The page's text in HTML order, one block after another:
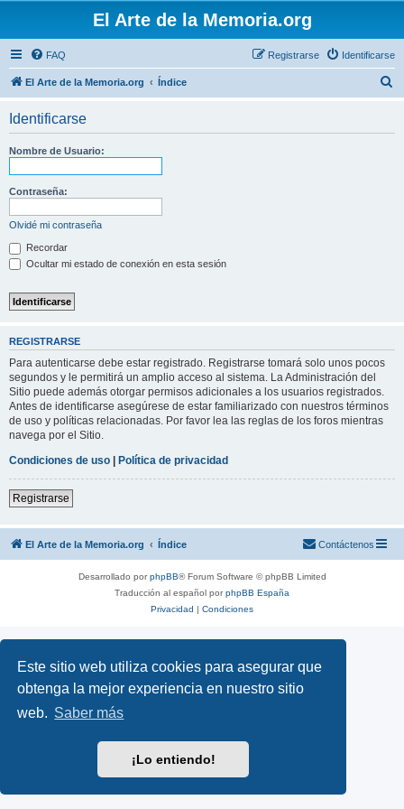
Este sitio web utiliza cookies para asegurar que
obtenga la mejor experiencia en nuestro sitio
web. Saber más
¡Lo entiendo!
El Arte de la Memoria.org
FAQ Identificarse
Registrarse
El Arte de la Memoria.org Índice
Identificarse
Nombre de Usuario:
Contraseña:
Olvidé mi contraseña
Recordar
Ocultar mi estado de conexión en esta sesión
REGISTRARSE
Para autenticarse debe estar registrado. Registrarse tomará solo unos pocos
segundos y le permitirá un amplio acceso al sistema. La Administración del
Sitio puede además otorgar permisos adicionales a los usuarios registrados.
Antes de identificarse asegúrese de estar familiarizado con nuestros términos
de uso y políticas relacionadas. Por favor lea las reglas de los foros mientras
navega por el Sitio.
Condiciones de uso | Política de privacidad
Registrarse
El Arte de la Memoria.org Índice Contáctenos
Desarrollado porphpBB® Forum Software © phpBB Limited
Traducción al español porphpBB España
Privacidad | Condiciones